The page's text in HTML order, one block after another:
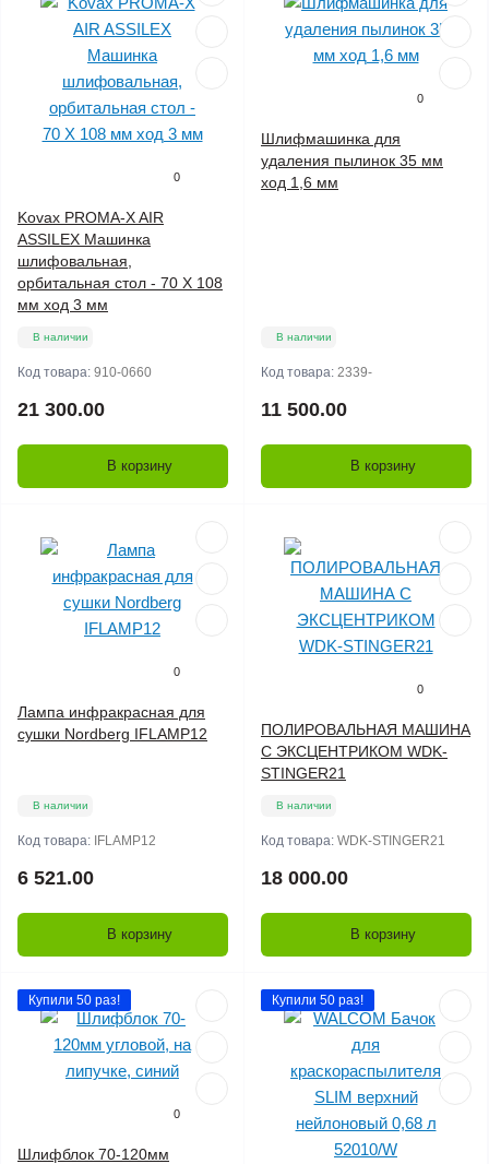
0
Kovax PROMA-X AIR
ASSILEX Машинка
шлифовальная,
орбитальная стол - 70 X 108
мм ход 3 мм
В наличии
Код товара: 910-0660
21 300.00
В корзину
0
Шлифмашинка для
удаления пылинок 35 мм
ход 1,6 мм
В наличии
Код товара: 2339-
11 500.00
В корзину
0
Лампа инфракрасная для
сушки Nordberg IFLAMP12
В наличии
Код товара: IFLAMP12
6 521.00
В корзину
0
ПОЛИРОВАЛЬНАЯ МАШИНА
С ЭКСЦЕНТРИКОМ WDK-
STINGER21
В наличии
Код товара: WDK-STINGER21
18 000.00
В корзину
Купили 50 раз!
0
Шлифблок 70-120мм
Купили 50 раз!